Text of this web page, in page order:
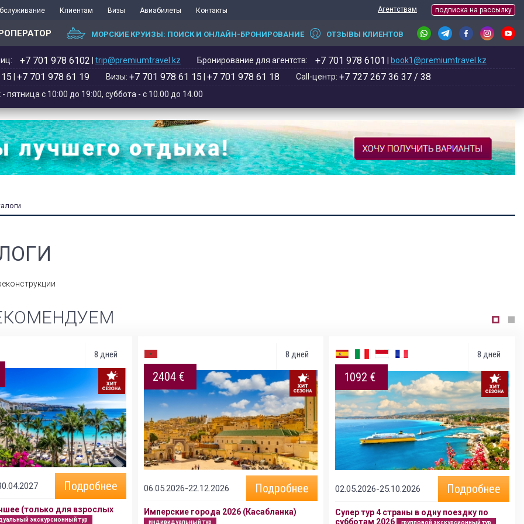
Клиентам Визы Авиабилеты Контакты Агентствам подписка на рассылку
МОРСКИЕ КРУИЗЫ: ПОИСК И ОНЛАЙН-БРОНИРОВАНИЕ ОТЗЫВЫ КЛИЕНТОВ
+7 701 978 6102‬ trip@premiumtravel.kz Бронирование для агентств: +7 701 978 6101
book1@premiumtravel.kz
+7 701 978 61 19 Визы: +7 701 978 61 15 +7 701 978 61 18 Call-центр: +7 727 267 36 37 / 38
пятница с 10:00 до 19:00, суббота - с 10.00 до 14.00
8 дней
Подробнее
(только для взрослых
экскурсионный тур
8 дней
2404 €
06.05.2026-22.12.2026 Подробнее
Имперские города 2026 (Касабланка)
индивидуальный тур
8 дней
1092 €
02.05.2026-25.10.2026 Подробнее
Супер тур 4 страны в одну поездку по
субботам 2026
групповой экскурсионный тур